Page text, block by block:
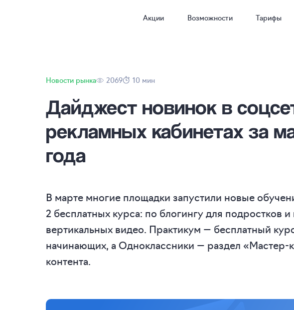
Акции Возможности Тарифы
Новости рынка 2069 10 мин
Дайджест новинок в
рекламных кабинетах за
года
В марте многие площадки запустили новые
2 бесплатных курса: по блогингу для подростков
вертикальных видео. Практикум — бесплатный
начинающих, а Одноклассники — раздел
контента.